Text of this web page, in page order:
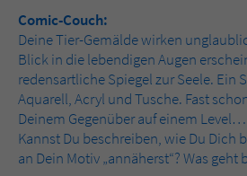
Comic-Couch:
Deine Tier-Gemälde wirken
Blick in die lebendigen Augen
redensartliche Spiegel zur Seele. Ein
Aquarell, Acryl und Tusche. Fast
Deinem Gegenüber auf einem
Kannst Du beschreiben, wie Du Dich
an Dein Motiv „annäherst“? Was geht